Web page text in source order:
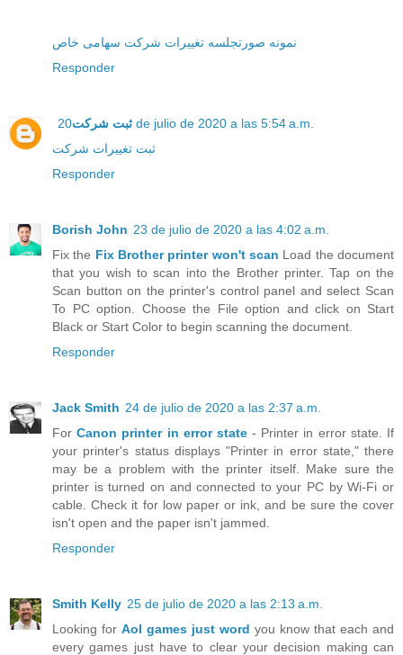
نمونه صورتجلسه تغییرات شرکت سهامی خاص
Responder
ثبت شرکت 20 de julio de 2020 a las 5:54 a.m.
ثبت تغییرات شرکت
Responder
Borish John 23 de julio de 2020 a las 4:02 a.m.
Fix the Fix Brother printer won't scan Load the document
that you wish to scan into the Brother printer. Tap on the
Scan button on the printer's control panel and select Scan
To PC option. Choose the File option and click on Start
Black or Start Color to begin scanning the document.
Responder
Jack Smith 24 de julio de 2020 a las 2:37 a.m.
ForCanon printer in error state- Printer in error state. If
your printer's status displays "Printer in error state," there
may be a problem with the printer itself. Make sure the
printer is turned on and connected to your PC by Wi-Fi or
cable. Check it for low paper or ink, and be sure the cover
isn't open and the paper isn't jammed.
Responder
Smith Kelly 25 de julio de 2020 a las 2:13 a.m.
Looking for Aol games just word you know that each and
every games just have to clear your decision making can